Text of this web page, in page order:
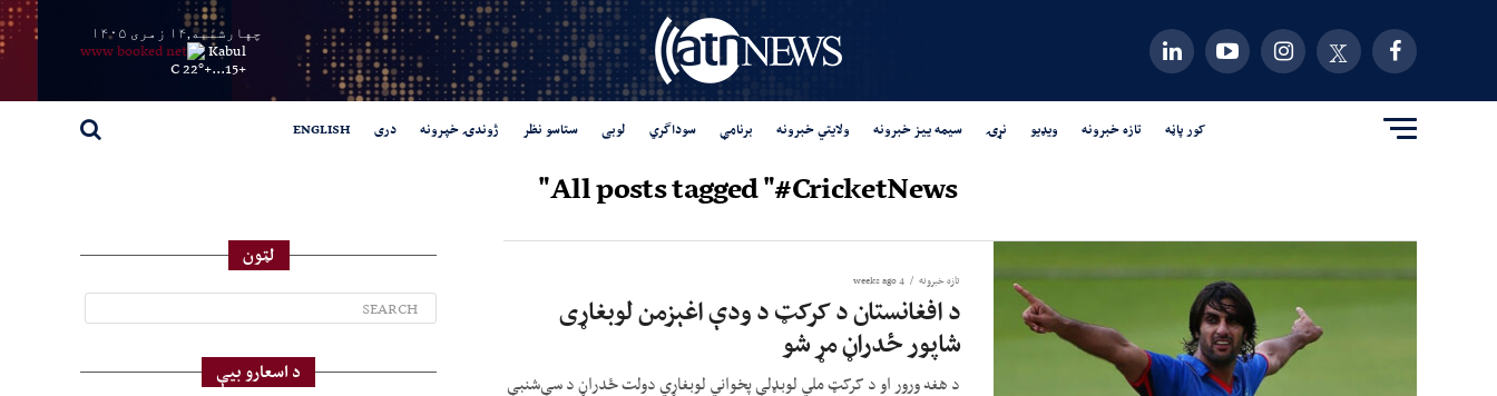
چهارشنبه,۱۴ زمری ۱۴۰۵
Kabul
+
15...
+
22° C
کور پاڼه تازه خبرونه ویډیو نړۍ سیمه ییز خبرونه ولایتي خبرونه برنامې سوداگري لوبی ستاسو نظر ژوندۍ خپرونه دری ENGLISH
All posts tagged "#CricketNews"
تازه خبرونه 4 weeks ago
د افغانستان د کرکټ د ودې اغېزمن لوبغاړی
شاپور ځدراڼ مړ شو
د هغه ورور او د کرکټ ملي لوبډلې پخواني لوبغاړي دولت ځدراڼ د سې‌شنبې
لټون
د اسعارو بیې